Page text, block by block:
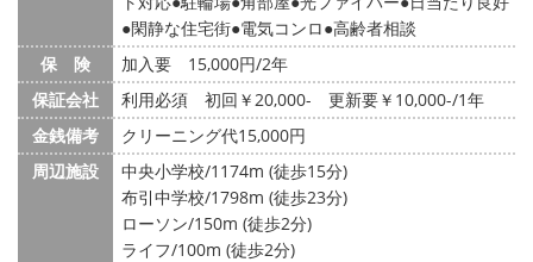
閑静な住宅街 電気コンロ 高齢者相談
保 険
加入要 15,000円/2年
保証会社
利用必須 初回￥20,000- 更新要￥10,000-/1年
金銭備考
クリーニング代15,000円
周辺施設
中央小学校/1174m (徒歩15分)
布引中学校/1798m (徒歩23分)
ローソン/150m (徒歩2分)
ライフ/100m (徒歩2分)